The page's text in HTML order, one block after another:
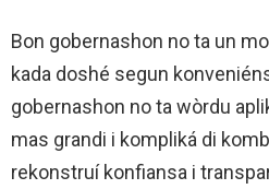
Bon gobernashon no ta un
kada doshé segun
gobernashon no ta wòrdu
mas grandi i kompliká di
rekonstruí konfiansa i